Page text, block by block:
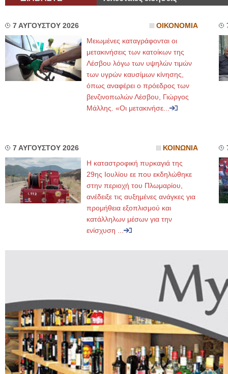
7 ΑΥΓΟΥΣΤΟΥ 2026 ΟΙΚΟΝΟΜΙΑ
Μειωμένες καταγράφονται οι
μετακινήσεις των κατοίκων της
Λέσβου λόγω των υψηλών τιμών
των υγρών καυσίμων κίνησης,
όπως αναφέρει ο πρόεδρος των
βενζινοπωλών Λέσβου, Γιώργος
Μάλλης. «Οι μετακινήσε...
7 ΑΥΓΟΥΣΤΟΥ 2026 ΚΟΙΝΩΝΙΑ
Η καταστροφική πυρκαγιά της
29ης Ιουλίου εε που εκδηλώθηκε
στην περιοχή του Πλωμαρίου,
ανέδειξε τις αυξημένες ανάγκες για
προμήθεια εξοπλισμού και
κατάλληλων μέσων για την
ενίσχυση ...